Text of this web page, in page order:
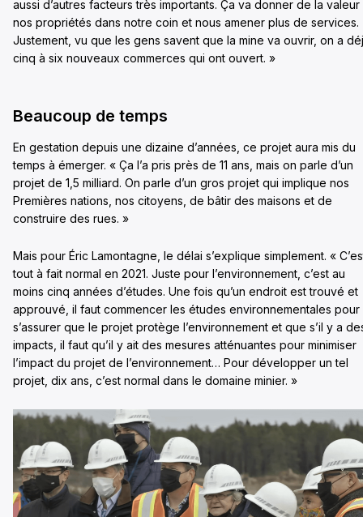
aussi d’autres facteurs très importants. Ça va donner de la valeur
nos propriétés dans notre coin et nous amener plus de services.
Justement, vu que les gens savent que la mine va ouvrir, on a
cinq à six nouveaux commerces qui ont ouvert. »
Beaucoup de temps
En gestation depuis une dizaine d’années, ce projet aura mis du
temps à émerger. « Ça l’a pris près de 11 ans, mais on parle d’un
projet de 1,5 milliard. On parle d’un gros projet qui implique nos
Premières nations, nos citoyens, de bâtir des maisons et de
construire des rues. »
Mais pour Éric Lamontagne, le délai s’explique simplement. «
tout à fait normal en 2021. Juste pour l’environnement, c’est au
moins cinq années d’études. Une fois qu’un endroit est trouvé et
approuvé, il faut commencer les études environnementales pour
s’assurer que le projet protège l’environnement et que s’il y a
impacts, il faut qu’il y ait des mesures atténuantes pour minimiser
l’impact du projet de l’environnement… Pour développer un tel
projet, dix ans, c’est normal dans le domaine minier. »